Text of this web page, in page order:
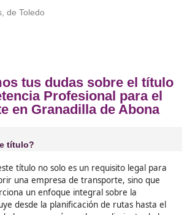
para el Transporte
de Abona
idea del sector, solo quería
facturando por mi cuenta. Si te
lánzate.